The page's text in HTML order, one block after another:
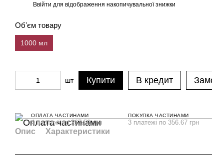
Ввійти для відображення накопичувальної знижки
Обʼєм товару
1000 мл
шт Купити В кредит
ОПЛАТА ЧАСТИНАМИ
4 платежі по 267.50 грн
ПОКУПКА ЧАСТИНАМИ
3 платежі по 356.67 грн
Опис Характеристики